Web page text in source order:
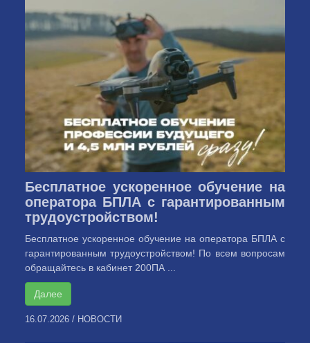
Бесплатное ускоренное обучение на
оператора БПЛА с гарантированным
трудоустройством!
Бесплатное ускоренное обучение на оператора БПЛА с
гарантированным трудоустройством! По всем вопросам
обращайтесь в кабинет 200ПА ...
Далее
16.07.2026 / НОВОСТИ